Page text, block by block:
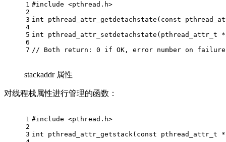
1
2
3
4
5
6
7
#include <pthread.h>
int
pthread_attr_getdetachstate ( const
int
pthread_attr_setdetachstate ( pthread_attr_t
// Both return: 0 if OK, error number on failure
stackaddr 属性
对线程栈属性进行管理的函数：
1
2
3
#include <pthread.h>
int
pthread_attr_getstack( const pthread_attr_t *